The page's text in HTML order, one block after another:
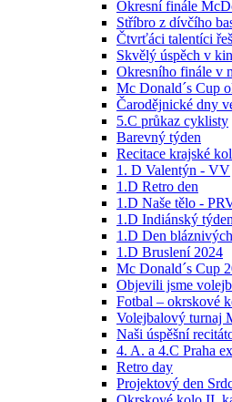
Okresní finále
Stříbro z dívčího
Čtvrťáci talentíci
Skvělý úspěch v
Okresního finále v
Mc Donald´s Cup
Čarodějnické dny
5.C průkaz cyklisty
Barevný týden
Recitace krajské
1. D Valentýn - VV
1.D Retro den
1.D Naše tělo -
1.D Indiánský
1.D Den
1.D Bruslení 2024
Mc Donald´s Cup
Objevili jsme
Fotbal – okrskové
Volejbalový turnaj
Naši úspěšní
4. A. a 4.C Praha
Retro day
Projektový den